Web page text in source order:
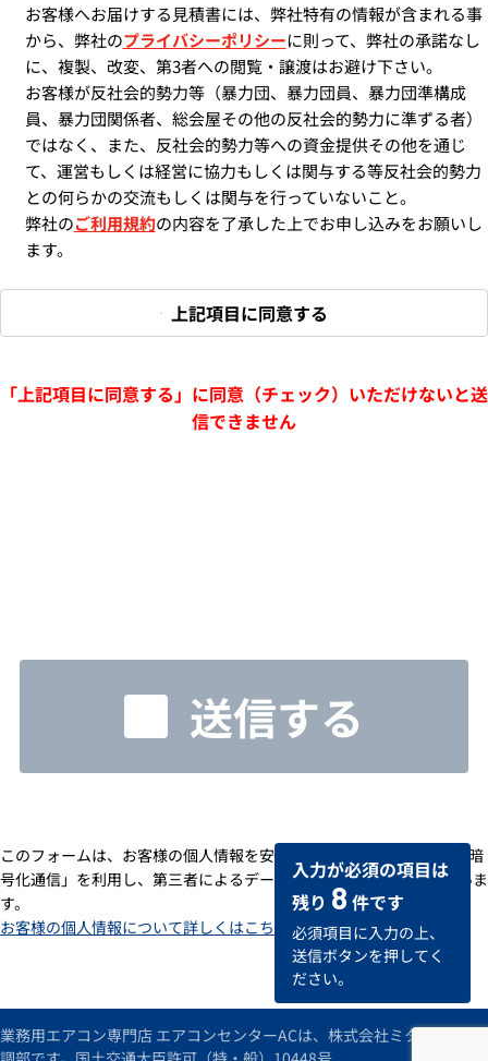
お客様へお届けする見積書には、弊社特有の情報が含まれる事
から、弊社のプライバシーポリシーに則って、弊社の承諾なし
に、複製、改変、第3者への閲覧・譲渡はお避け下さい。
お客様が反社会的勢力等（暴力団、暴力団員、暴力団準構成
員、暴力団関係者、総会屋その他の反社会的勢力に準ずる者）
ではなく、また、反社会的勢力等への資金提供その他を通じ
て、運営もしくは経営に協力もしくは関与する等反社会的勢力
との何らかの交流もしくは関与を行っていないこと。
弊社のご利用規約の内容を了承した上でお申し込みをお願いし
ます。
上記項目に同意する
「上記項目に同意する」に同意（チェック）いただけないと送
信できません
送信する
このフォームは、お客様の個人情報を安全に送受信するための「SSL暗
号化通信」を利用し、第三者によるデータの改ざんや盗用を防いでいま
す。
お客様の個人情報について詳しくはこちら
入力が必須の項目は
残り 8 件です
必須項目に入力の上、
送信ボタンを押してく
ださい。
業務用エアコン専門店 エアコンセンターACは、株式会社ミタデンの空